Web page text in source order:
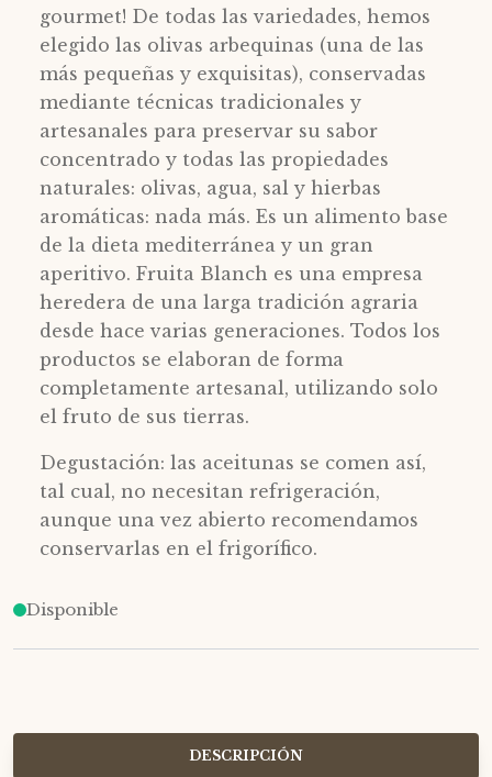
gourmet! De todas las variedades, hemos
elegido las olivas arbequinas (una de las
más pequeñas y exquisitas), conservadas
mediante técnicas tradicionales y
artesanales para preservar su sabor
concentrado y todas las propiedades
naturales: olivas, agua, sal y hierbas
aromáticas: nada más. Es un alimento base
de la dieta mediterránea y un gran
aperitivo. Fruita Blanch es una empresa
heredera de una larga tradición agraria
desde hace varias generaciones. Todos los
productos se elaboran de forma
completamente artesanal, utilizando solo
el fruto de sus tierras.
Degustación: las aceitunas se comen así,
tal cual, no necesitan refrigeración,
aunque una vez abierto recomendamos
conservarlas en el frigorífico.
Disponible
DESCRIPCIÓN